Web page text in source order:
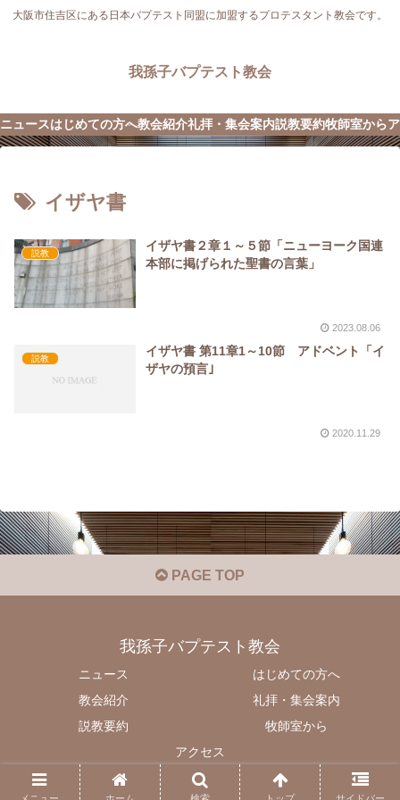
大阪市住吉区にある日本バプテスト同盟に加盟するプロテスタント教会です。
我孫子バプテスト教会
ニュースはじめての方へ教会紹介礼拝・集会案内説教要約牧師室から
イザヤ書
説教
イザヤ書２章１～５節「ニューヨーク国連
本部に掲げられた聖書の言葉」
2023.08.06
説教
イザヤ書 第11章1～10節 アドベント「イ
ザヤの預言｣
2020.11.29
PAGE TOP
我孫子バプテスト教会
ニュース
はじめての方へ
教会紹介
礼拝・集会案内
説教要約
牧師室から
アクセス
© 2020 我孫子バプテスト教会.
メニュー ホーム 検索 トップ サイドバー